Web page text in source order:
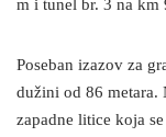
m i tunel br. 3 na km
Poseban izazov za
dužini od 86 metara.
zapadne litice koja